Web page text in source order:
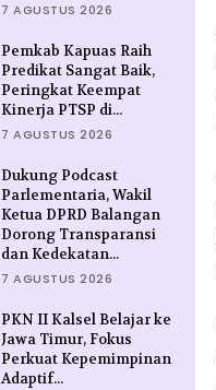
7 AGUSTUS 2026
Pemkab Kapuas Raih
Predikat Sangat Baik,
Peringkat Keempat
Kinerja PTSP di...
7 AGUSTUS 2026
Dukung Podcast
Parlementaria, Wakil
Ketua DPRD Balangan
Dorong Transparansi
dan Kedekatan...
7 AGUSTUS 2026
PKN II Kalsel Belajar ke
Jawa Timur, Fokus
Perkuat Kepemimpinan
Adaptif...